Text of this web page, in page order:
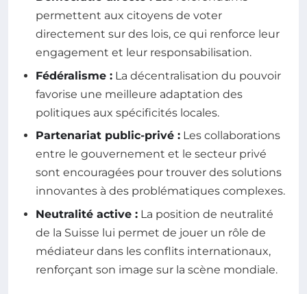
permettent aux citoyens de voter
directement sur des lois, ce qui renforce leur
engagement et leur responsabilisation.
Fédéralisme : La décentralisation du pouvoir
favorise une meilleure adaptation des
politiques aux spécificités locales.
Partenariat public-privé : Les collaborations
entre le gouvernement et le secteur privé
sont encouragées pour trouver des solutions
innovantes à des problématiques complexes.
Neutralité active : La position de neutralité
de la Suisse lui permet de jouer un rôle de
médiateur dans les conflits internationaux,
renforçant son image sur la scène mondiale.